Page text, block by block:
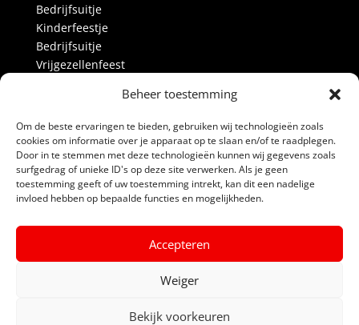
Beheer toestemming
Om de beste ervaringen te bieden, gebruiken wij technologieën zoals
cookies om informatie over je apparaat op te slaan en/of te raadplegen.
Door in te stemmen met deze technologieën kunnen wij gegevens zoals
surfgedrag of unieke ID's op deze site verwerken. Als je geen
toestemming geeft of uw toestemming intrekt, kan dit een nadelige
invloed hebben op bepaalde functies en mogelijkheden.
Accepteren
Weiger
Bekijk voorkeuren
Bedrijfsuitje
Kinderfeestje
Bedrijfsuitje
Vrijgezellenfeest
Blog
Alle prijzen
Partners
Contact
Algemene voorwaarden
Privacyverklaring
Powerboat Scheveningen